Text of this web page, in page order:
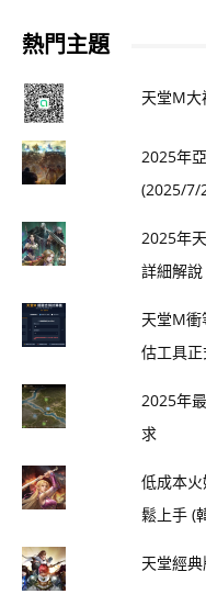
熱門主題
天堂M大
2025年
(2025/7/
2025年
詳細解
天堂M
估工具正
2025年
求
低成本
鬆上手 (
天堂經